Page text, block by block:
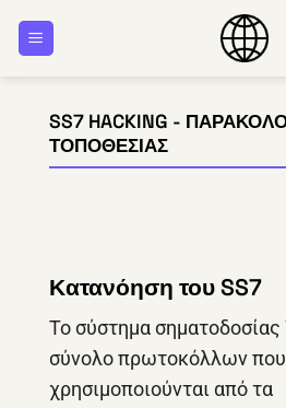
SS7 HACKING -
ΤΟΠΟΘΕΣΊΑΣ
Κατανόηση του SS7
Το σύστημα σηματοδοσίας
σύνολο πρωτοκόλλων που
χρησιμοποιούνται από τα